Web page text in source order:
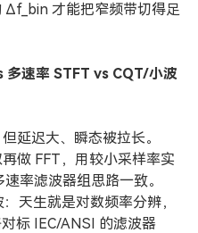
Δf_bin 才能把窄频带切得足
多速率 STFT vs CQT/小波
延迟大、瞬态被拉长。
做 FFT，用较小采样率实
率滤波器组思路一致。
天生就是对数频率分辨，
标 IEC/ANSI 的滤波器